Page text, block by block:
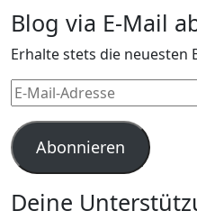
Blog via E-Mail
Erhalte stets die neuesten
E-
Mail-
Adresse
Abonnieren
Deine